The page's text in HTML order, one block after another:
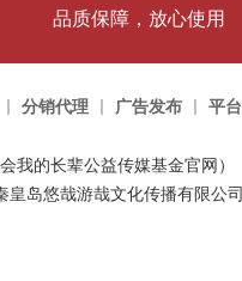
品质保障，放心使用
分销代理 广告发布 平
我的长辈公益传媒基金官网）
皇岛悠哉游哉文化传播有限公司